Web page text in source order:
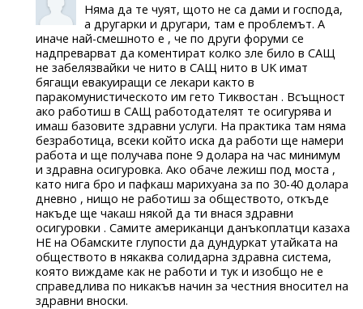
Няма да те чуят, щото не са дами и господа,
а другарки и другари, там е проблемът. А
иначе най-смешното е , че по други форуми се
надпреварват да коментират колко зле било в САЩ
не забелязвайки че нито в САЩ нито в UK имат
бягащи евакуиращи се лекари както в
паракомунистическото им гето Тиквостан . Всъщност
ако работиш в САЩ работодателят те осигурява и
имаш базовите здравни услуги. На практика там няма
безработица, всеки който иска да работи ще намери
работа и ще получава поне 9 долара на час минимум
и здравна осигуровка. Ако обаче лежиш под моста ,
като нига бро и пафкаш марихуана за по 30-40 долара
дневно , нищо не работиш за обществото, откъде
накъде ще чакаш някой да ти внася здравни
осигуровки . Самите американци данъкоплатци казаха
НЕ на Обамските глупости да дундуркат утайката на
обществото в някаква солидарна здравна система,
която виждаме как не работи и тук и изобщо не е
справедлива по никакъв начин за честния вносител на
здравни вноски.